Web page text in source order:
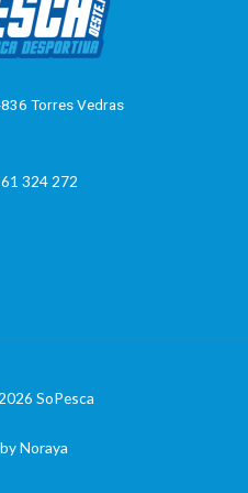
Torres Vedras
324 272
SoPesca
Noraya